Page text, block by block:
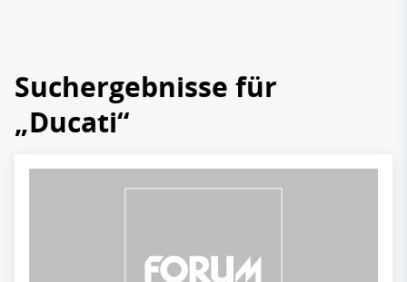
Suchergebnisse für
„Ducati“